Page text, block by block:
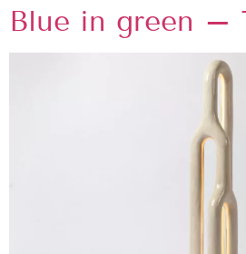
Blue in green –